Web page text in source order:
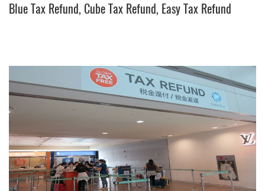
Blue Tax Refund, Cube Tax Refund, Easy Tax Refund